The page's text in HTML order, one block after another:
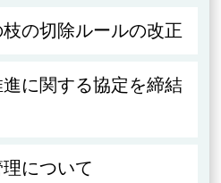
の切除ルールの改正
に関する協定を締結
について